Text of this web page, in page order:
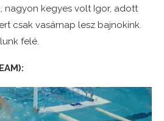
nagyon kegyes volt Igor, adott
csak vasárnap lesz bajnokink.
felé.